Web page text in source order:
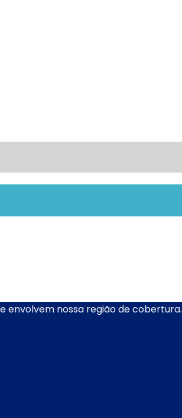
envolvem nossa região de cobertura.